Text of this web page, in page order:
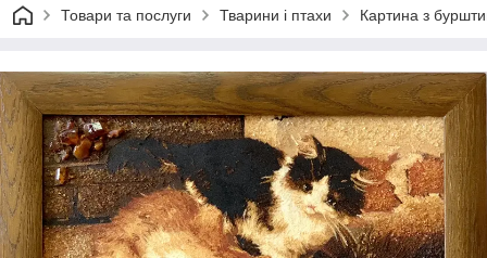
Товари та послуги Тварини і птахи Картина з